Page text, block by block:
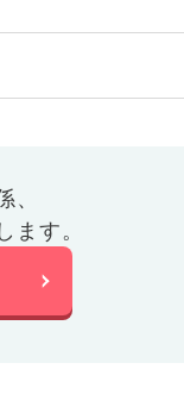
、
す。